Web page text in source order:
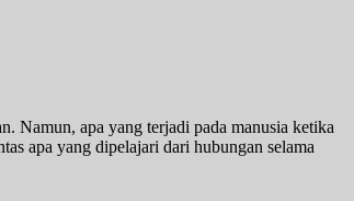
Namun, apa yang terjadi pada manusia ketika
apa yang dipelajari dari hubungan selama